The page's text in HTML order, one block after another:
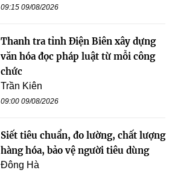
09:15 09/08/2026
Thanh tra tỉnh Điện Biên xây dựng
văn hóa đọc pháp luật từ mỗi công
chức
Trần Kiên
09:00 09/08/2026
Siết tiêu chuẩn, đo lường, chất lượng
hàng hóa, bảo vệ người tiêu dùng
Đông Hà